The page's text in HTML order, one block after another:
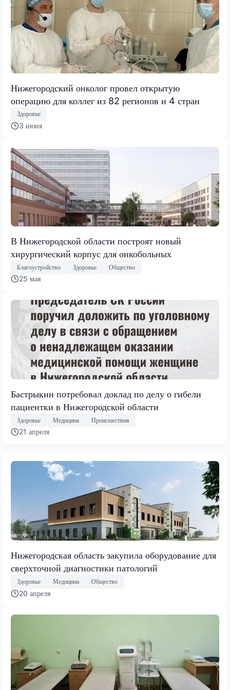
Нижегородский онколог провел открытую
операцию для коллег из 82 регионов и 4 стран
Здоровье
3 июня
В Нижегородской области построят новый
хирургический корпус для онкобольных
Благоустройство Здоровье Общество
25 мая
Бастрыкин потребовал доклад по делу о гибели
пациентки в Нижегородской области
Здоровье Медицина Происшествия
21 апреля
Нижегородская область закупила оборудование для
сверхточной диагностики патологий
Здоровье Медицина Общество
20 апреля